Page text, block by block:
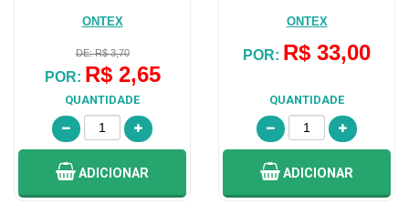
ONTEX
DE: R$ 3,70
POR: R$ 2,65
QUANTIDADE
ADICIONAR
ONTEX
POR: R$ 33,00
QUANTIDADE
ADICIONAR